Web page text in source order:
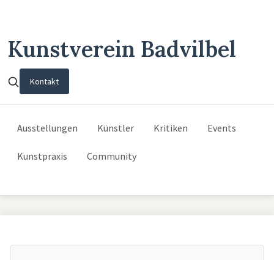
Kunstverein Badvilbel
Kontakt
Ausstellungen Künstler Kritiken Events
Kunstpraxis Community